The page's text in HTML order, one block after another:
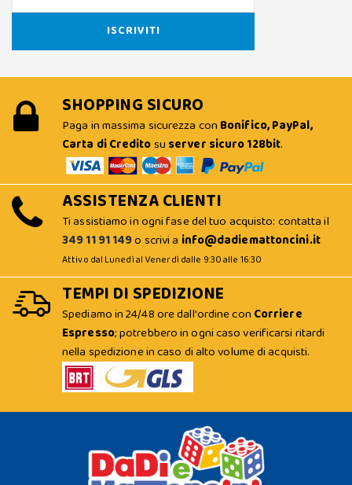
SHOPPING SICURO
Paga in massima sicurezza con Bonifico, PayPal,
Carta di Creditosu server sicuro 128bit.
ASSISTENZA CLIENTI
Ti assistiamo in ogni fase del tuo acquisto: contatta il
349 11 91 149o scrivi a info@dadiemattoncini.it
Attivo dal Lunedì al Venerdì dalle 9:30 alle 16:30
TEMPI DI SPEDIZIONE
Spediamo in 24/48 ore dall'ordine con Corriere
Espresso; potrebbero in ogni caso verificarsi ritardi
nella spedizione in caso di alto volume di acquisti.